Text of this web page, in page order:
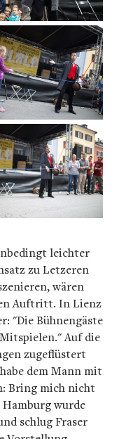
leichter
zu Letzeren
wären
Auftritt. In Lienz
"Die Bühnengäste
Auf die
zugeflüstert
dem Mann mit
Bring mich nicht
wurde
schlug Fraser